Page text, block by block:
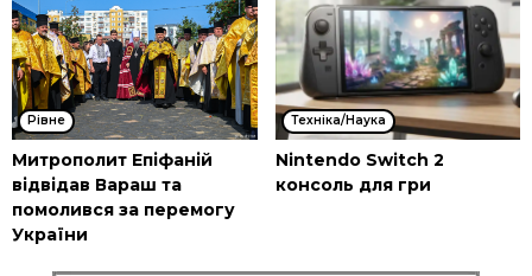
Рівне
Митрополит Епіфаній
відвідав Вараш та
помолився за перемогу
України
Техніка/Наука
Nintendo Switch 2
консоль для гри